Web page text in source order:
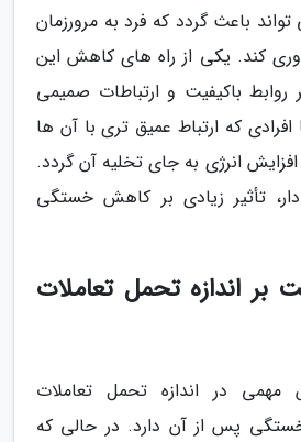
باعث گردد که فرد به مرورزمان
کند. یکی از راه های کاهش این
روابط باکیفیت و ارتباطات صمیمی
که ارتباط عمیق تری با آن ها
انرژی به جای تخلیه آن گردد.
تأثیر زیادی بر کاهش خستگی
بر اندازه تحمل تعاملات
در اندازه تحمل تعاملات
پس از آن دارد. در حالی که